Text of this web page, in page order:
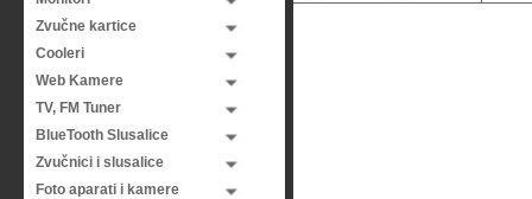
Zvučne kartice
Cooleri
Web Kamere
TV, FM Tuner
BlueTooth Slusalice
Zvučnici i slusalice
Foto aparati i kamere